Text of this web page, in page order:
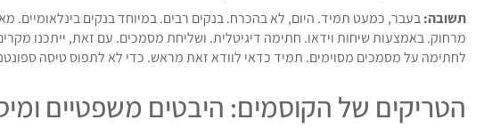
תשובה:בעבר, כמעט תמיד. היום, לא בהכרח. בנקים רבים. במיוחד בנקים בינלאומיים.
מרחוק. באמצעות שיחות וידאו. חתימה דיגיטלית. ושליחת מסמכים. עם זאת, ייתכנו
לחתימה על מסמכים מסוימים. תמיד כדאי לוודא זאת מראש. כדי לא לתפוס טיסה
הטריקים של הקוסמים: היבטים משפטיים